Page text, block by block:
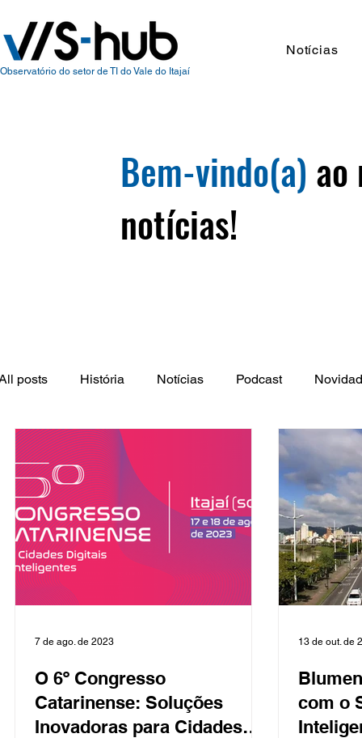
Observatório do setor de TI do Vale do Itajaí
Notícias
Bem-vindo(a) ao
notícias!
posts História Notícias Podcast
Empregos
O 6º Congresso
Catarinense: Soluções
Inovadoras para Cidades
7 de ago. de 2023
com o
13 de out. de